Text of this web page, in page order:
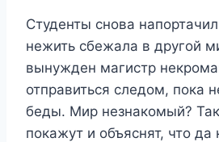
Студенты снова
нежить сбежала в другой
вынужден магистр
отправиться следом, пока
беды. Мир незнакомый? Так
покажут и объяснят, что да